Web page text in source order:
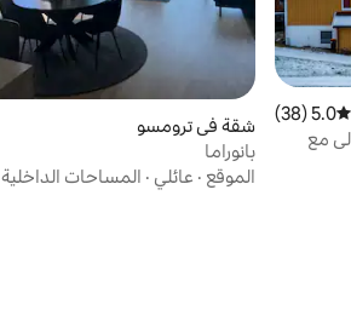
متوسط التقييم 5.0 من 5، 38 مراجعات
5.0 (38)
مع
شقة في ترومسو
بانوراما
الموقع · عائلي · المساحات الداخلية